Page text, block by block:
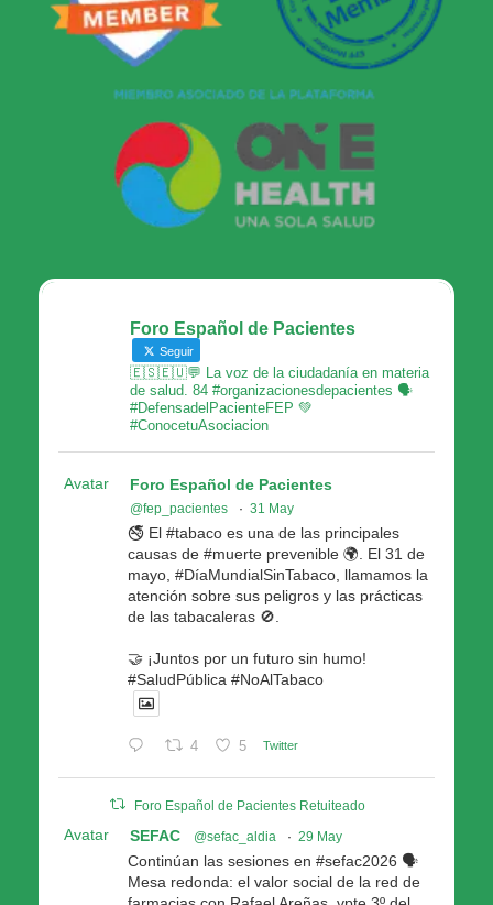
Foro Español de Pacientes
Seguir
🇪🇸🇪🇺💬 La voz de la ciudadanía en materia
de salud. 84 #organizacionesdepacientes 🗣
#DefensadelPacienteFEP 💚
#ConocetuAsociacion
Avatar Foro Español de Pacientes
@fep_pacientes · 31 May
🚭 El #tabaco es una de las principales
causas de #muerte prevenible 🌍. El 31 de
mayo, #DíaMundialSinTabaco, llamamos la
atención sobre sus peligros y las prácticas
de las tabacaleras 🚫.
🤝 ¡Juntos por un futuro sin humo!
#SaludPública #NoAlTabaco
4 5 Twitter
Foro Español de Pacientes Retuiteado
Avatar SEFAC @sefac_aldia · 29 May
Continúan las sesiones en #sefac2026 🗣️
Mesa redonda: el valor social de la red de